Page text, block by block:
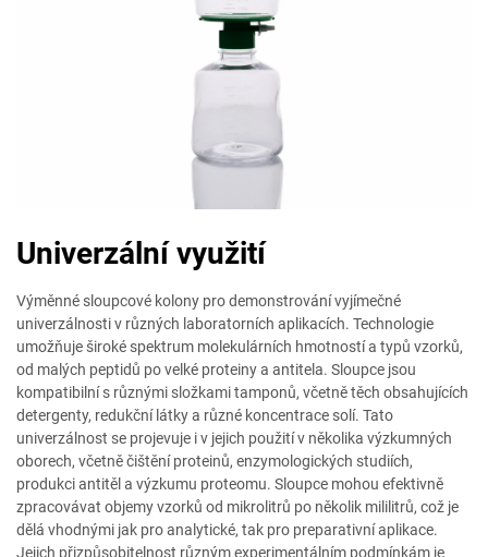
Univerzální využití
Výměnné sloupcové kolony pro demonstrování vyjímečné
univerzálnosti v různých laboratorních aplikacích. Technologie
umožňuje široké spektrum molekulárních hmotností a typů vzorků,
od malých peptidů po velké proteiny a antitela. Sloupce jsou
kompatibilní s různými složkami tamponů, včetně těch obsahujících
detergenty, redukční látky a různé koncentrace solí. Tato
univerzálnost se projevuje i v jejich použití v několika výzkumných
oborech, včetně čištění proteinů, enzymologických studiích,
produkci antitěl a výzkumu proteomu. Sloupce mohou efektivně
zpracovávat objemy vzorků od mikrolitrů po několik mililitrů, což je
dělá vhodnými jak pro analytické, tak pro preparativní aplikace.
Jejich přizpůsobitelnost různým experimentálním podmínkám je